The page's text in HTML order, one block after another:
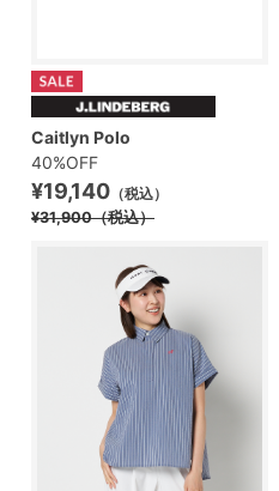
Caitlyn Polo
40%OFF
¥19,140 （税込）
¥31,900（税込）